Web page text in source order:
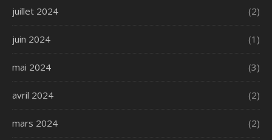
juillet 2024 (2)
juin 2024 (1)
mai 2024 (3)
avril 2024 (2)
mars 2024 (2)